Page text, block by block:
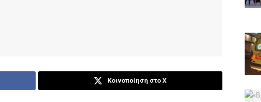
Κοινοποίηση στο X